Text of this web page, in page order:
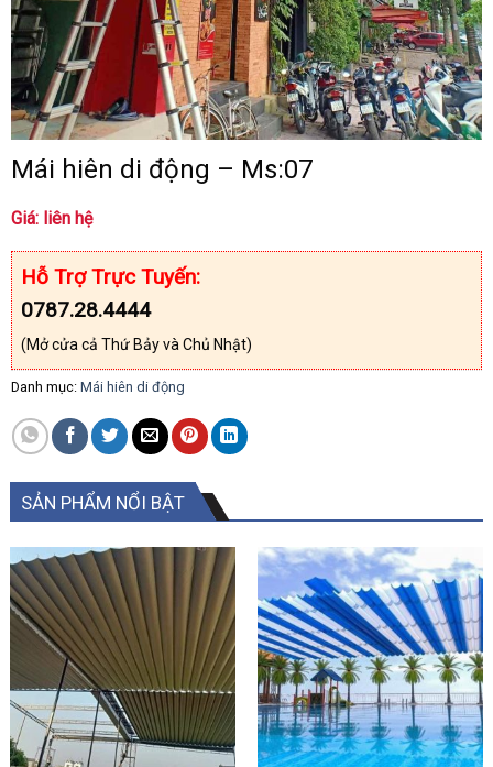
Mái hiên di động – Ms:07
Giá: liên hệ
Hỗ Trợ Trực Tuyến:
0787.28.4444
(Mở cửa cả Thứ Bảy và Chủ Nhật)
Danh mục: Mái hiên di động
SẢN PHẨM NỔI BẬT